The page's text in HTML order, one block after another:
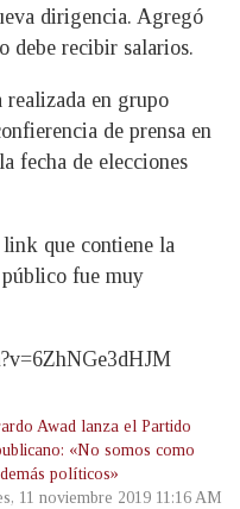
dirigencia. Agregó
debe recibir salarios.
realizada en grupo
de prensa en
fecha de elecciones
link que contiene la
fue muy
Awad lanza el Partido
«No somos como
políticos»
11 noviembre 2019 11:16 AM